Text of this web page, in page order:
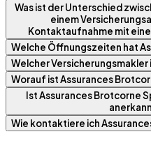
Was ist der Unterschied
einem
Kontaktaufnahme mit
Welche Öffnungszeiten hat
Welcher Versicherungsmakler
Worauf ist Assurances
Ist Assurances Brotcorne
Wie kontaktiere ich